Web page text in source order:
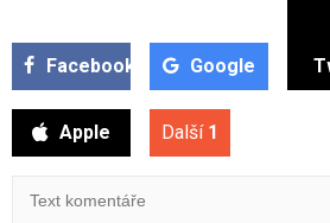
Facebook Google
Apple Další 1